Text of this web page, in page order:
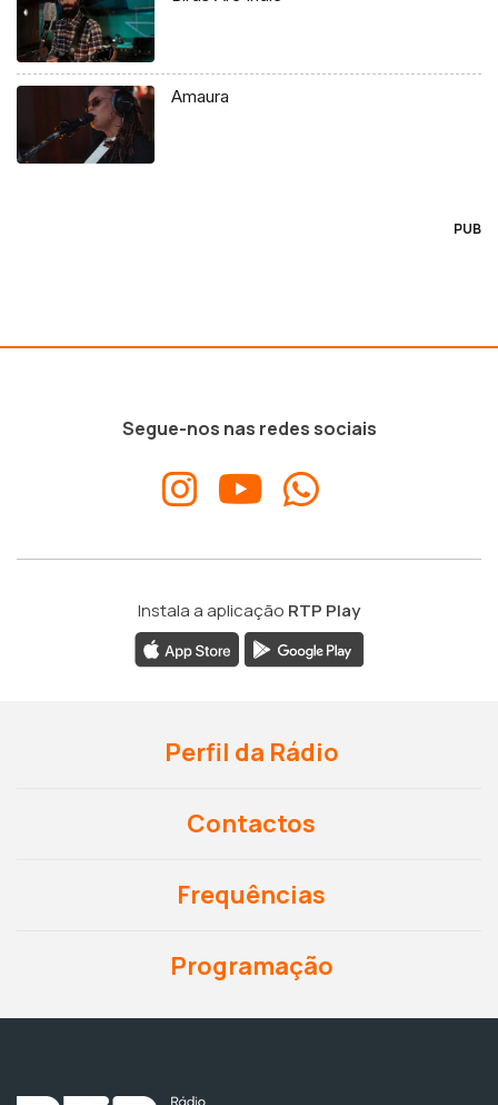
Amaura
PUB
Segue-nos nas redes sociais
Instala a aplicação RTP Play
Perfil da Rádio
Contactos
Frequências
Programação